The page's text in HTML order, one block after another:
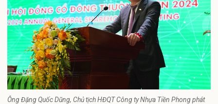
Ông Đặng Quốc Dũng, Chủ tịch HĐQT Công ty Nhựa Tiền Phong phát